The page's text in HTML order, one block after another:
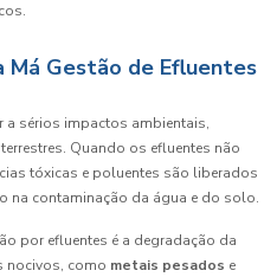
Má Gestão de Efluentes
a sérios impactos ambientais,
Quando os efluentes não
tóxicas e poluentes são liberados
na contaminação da água e do solo.
por efluentes é a degradação da
nocivos, como metais pesados e